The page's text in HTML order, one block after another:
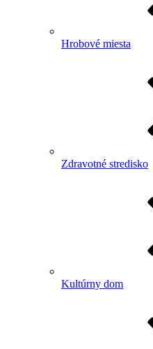
Hrobové miesta
Zdravotné stredisko
Kultúrny dom